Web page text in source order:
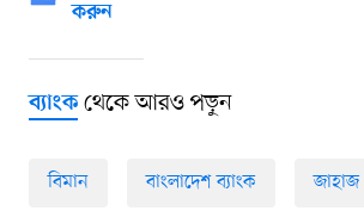
করুন
ব্যাংকথেকে আরও পড়ুন
বিমান বাংলাদেশ ব্যাংক জাহাজ